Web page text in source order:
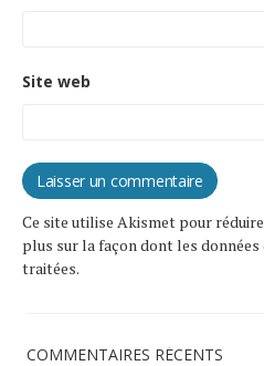
Site web
Ce site utilise Akismet pour
plus sur la façon dont les
traitées.
COMMENTAIRES RÉCENTS